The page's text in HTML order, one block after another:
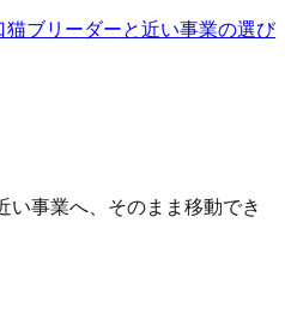
猫ブリーダーと近い事業の選び
い事業へ、そのまま移動でき